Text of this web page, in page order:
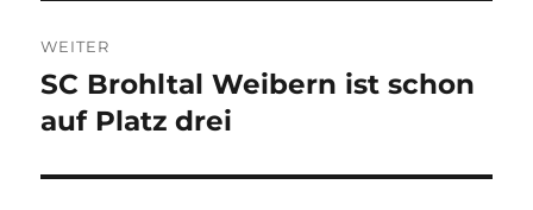
WEITER
Nächster
Beitrag:
SC Brohltal Weibern ist schon
auf Platz drei